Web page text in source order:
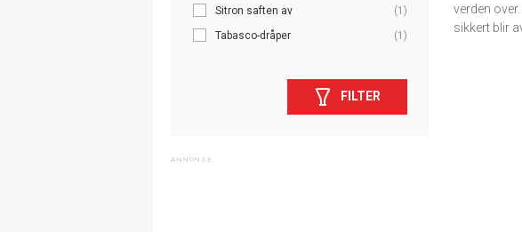
Sitron saften av
(1)
Tabasco-dråper
(1)
FILTER
verden
sikkert blir